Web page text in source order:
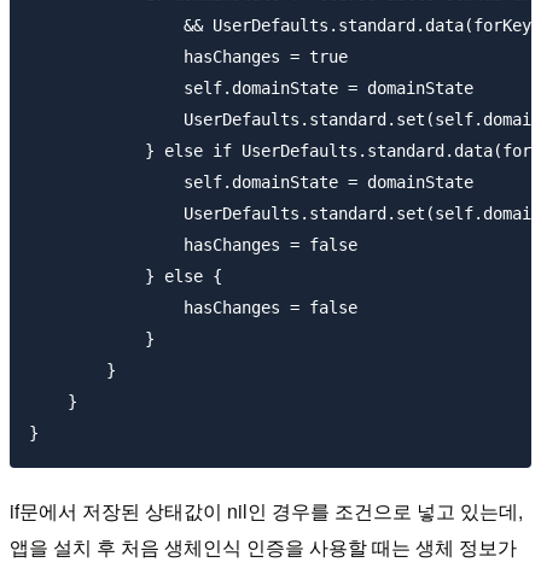
&&
                hasChanges = true
                self.domainState = domainState
} else if
                self.domainState = domainState
                hasChanges = false
            } else {
                hasChanges = false
            }
        }
    }
if문에서 저장된 상태값이 nil인 경우를 조건으로 넣고 있는데,
앱을 설치 후 처음 생체인식 인증을 사용할 때는 생체 정보가